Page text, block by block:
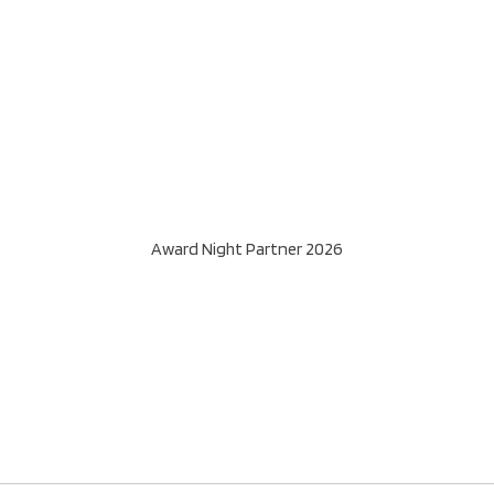
Award Night Partner 2026